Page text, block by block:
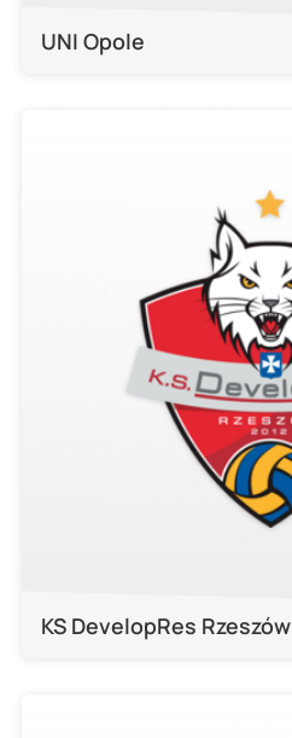
UNI Opole
KS DevelopRes Rzeszów